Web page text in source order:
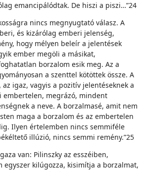
emancipálódtak. De hiszi a piszi…”24
nincs megnyugtató válasz. A
és kizárólag emberi jelenség,
hogy mélyen beleír a jelentések
ember megöli a másikat,
borzalom esik meg. Az a
a szenttel kötöttek össze. A
igaz, vagyis a pozitív jelentéseknek a
embertelen, megrázó, mindent
a neve. A borzalmasé, amit nem
maga a borzalom és az embertelen
Ilyen értelemben nincs semmiféle
illúzió, nincs semmi remény.”25
van: Pilinszky az esszéiben,
egyszer kilúgozza, kisimítja a borzalmat,